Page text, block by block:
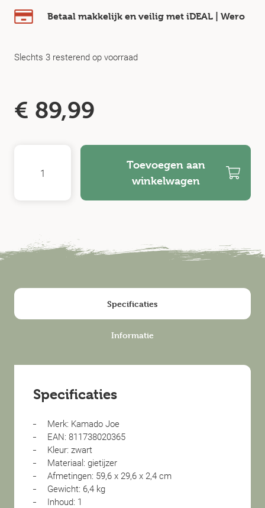
Betaal makkelijk en veilig met iDEAL | Wero
Slechts 3 resterend op voorraad
€ 89,99
Toevoegen aan
winkelwagen
Specificaties
Informatie
Specificaties
Merk: Kamado Joe
EAN: 811738020365
Kleur: zwart
Materiaal: gietijzer
Afmetingen: 59,6 x 29,6 x 2,4 cm
Gewicht: 6,4 kg
Inhoud: 1